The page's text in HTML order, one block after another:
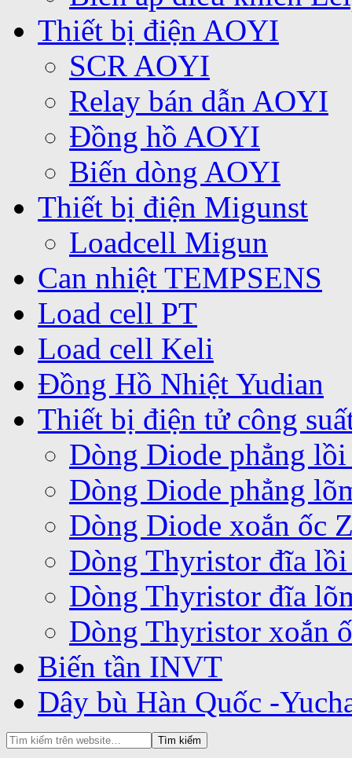
Thiết bị điện AOYI
SCR AOYI
Relay bán dẫn AOYI
Đồng hồ AOYI
Biến dòng AOYI
Thiết bị điện Migunst
Loadcell Migun
Can nhiệt TEMPSENS
Load cell PT
Load cell Keli
Đồng Hồ Nhiệt Yudian
Thiết bị điện tử công
Dòng Diode phẳng
Dòng Diode phẳng
Dòng Diode xoắn ốc
Dòng Thyristor đĩa
Dòng Thyristor đĩa
Dòng Thyristor xoắn
Biến tần INVT
Dây bù Hàn Quốc -